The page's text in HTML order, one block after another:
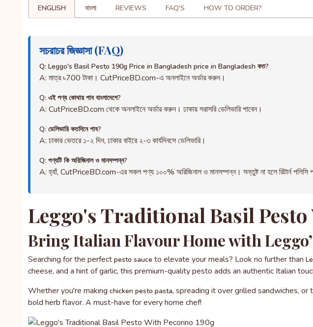
ENGLISH বাংলা REVIEWS FAQ'S HOW TO ORDER?
সচরাচর জিজ্ঞাসা (FAQ)
Q: Leggo's Basil Pesto 190g Price in Bangladesh price in Bangladesh কত?
A: মাত্র ৳700 টাকা। CutPriceBD.com-এ অনলাইনে অর্ডার করুন।
Q: এই পণ্য কোথায় পাব বাংলাদেশে?
A: CutPriceBD.com থেকে অনলাইনে অর্ডার করুন। ঢাকায় সরাসরি ডেলিভারি পাবেন।
Q: ডেলিভারি কতদিনে পাব?
A: ঢাকার ভেতরে ১-২ দিন, ঢাকার বাইরে ২-৩ কার্যদিবসে ডেলিভারি।
Q: পণ্যটি কি অরিজিনাল ও মানসম্পন্ন?
A: হ্যাঁ, CutPriceBD.com-এর সকল পণ্য ১০০% অরিজিনাল ও মানসম্পন্ন। সন্তুষ্ট না হলে রিটার্ন পলিসি
Leggo's Traditional Basil
Bring Italian Flavour Home with
Searching for the perfect pesto sauce to elevate your meals? Look no further than
cheese, and a hint of garlic, this premium-quality pesto adds an authentic Italian
Whether you're making chicken pesto pasta, spreading it over grilled sandwiches,
bold herb flavor. A must-have for every home chef!